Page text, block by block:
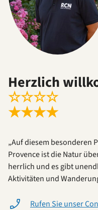
Herzlich
☆☆☆☆
★★★★
„Auf diesem besonderen
Provence ist die Natur
herrlich und es gibt
Aktivitäten und
Rufen Sie unser